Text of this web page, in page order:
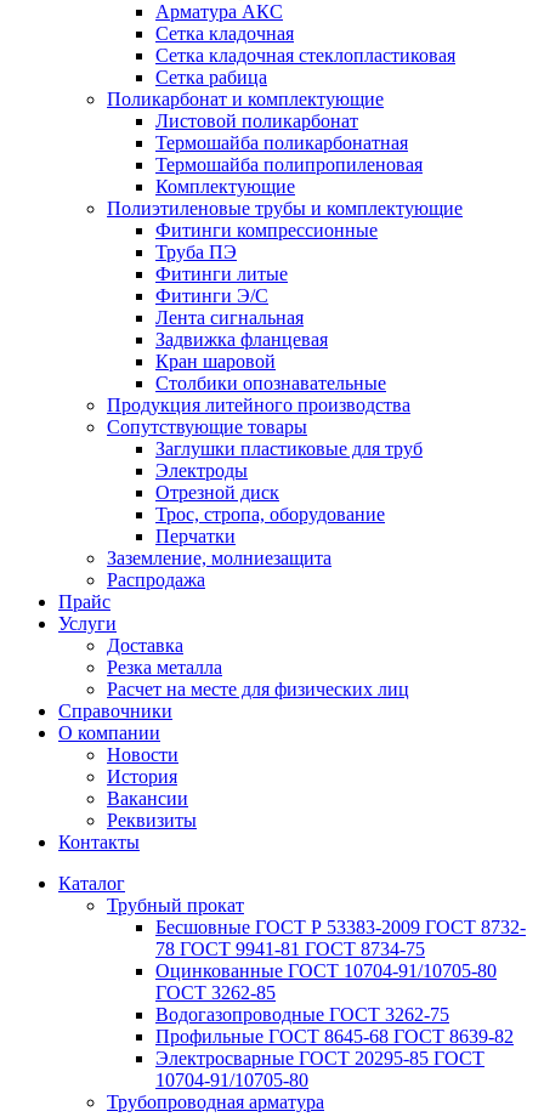
Арматура АКС
Сетка кладочная
Сетка кладочная стеклопластиковая
Сетка рабица
Поликарбонат и комплектующие
Листовой поликарбонат
Термошайба поликарбонатная
Термошайба полипропиленовая
Комплектующие
Полиэтиленовые трубы и комплектующие
Фитинги компрессионные
Труба ПЭ
Фитинги литые
Фитинги Э/С
Лента сигнальная
Задвижка фланцевая
Кран шаровой
Столбики опознавательные
Продукция литейного производства
Сопутствующие товары
Заглушки пластиковые для труб
Электроды
Отрезной диск
Трос, стропа, оборудование
Перчатки
Заземление, молниезащита
Распродажа
Прайс
Услуги
Доставка
Резка металла
Расчет на месте для физических лиц
Справочники
О компании
Новости
История
Вакансии
Реквизиты
Контакты
Каталог
Трубный прокат
Беcшовные ГОСТ Р 53383-2009 ГОСТ 8732-
78 ГОСТ 9941-81 ГОСТ 8734-75
Оцинкованные ГОСТ 10704-91/10705-80
ГОСТ 3262-85
Водогазопроводные ГОСТ 3262-75
Профильные ГОСТ 8645-68 ГОСТ 8639-82
Электросварные ГОСТ 20295-85 ГОСТ
10704-91/10705-80
Трубопроводная арматура